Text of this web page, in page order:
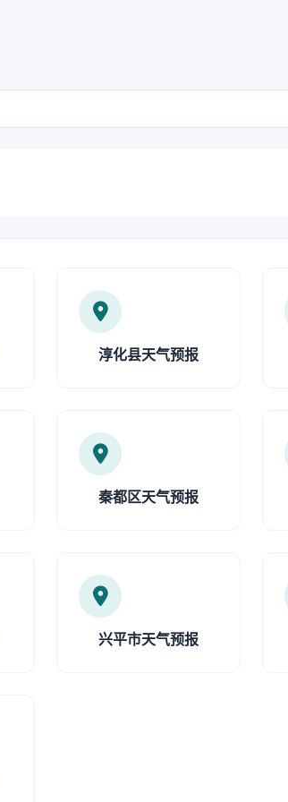
淳化县天气预报
秦都区天气预报
兴平市天气预报